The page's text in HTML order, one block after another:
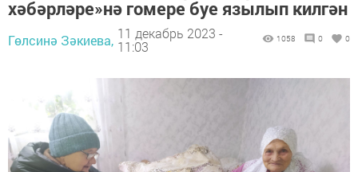
хәбәрләре»нә гомере буе язылып килгән
Гөлсинә Зәкиева, 11 декабрь 2023 -
11:03
1058 0 0